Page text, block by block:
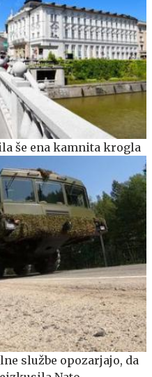
še ena kamnita krogla
službe opozarjajo, da